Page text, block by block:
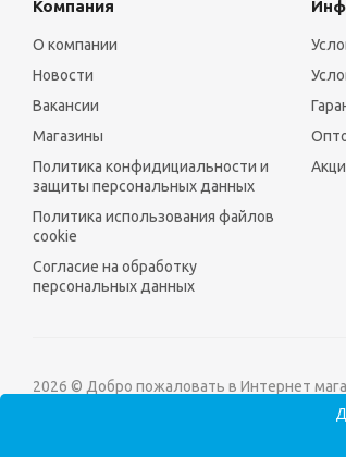
Компания
О компании
Новости
Вакансии
Магазины
Политика конфидициальности и
защиты персональных данных
Политика использования файлов
cookie
Согласие на обработку
персональных данных
2026 © Добро пожаловать в Интернет